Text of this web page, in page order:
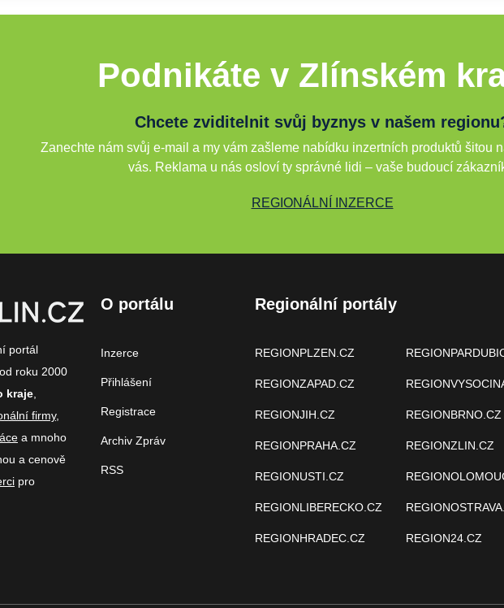
Podnikáte v Zlínském
Chcete zviditelnit svůj byznys v našem
Zanechte nám svůj e-mail a my vám zašleme nabídku inzertních produktů šitou
vás. Reklama u nás osloví ty správné lidi – vaše budoucí
REGIONÁLNÍ INZERCE
portál
roku 2000
kraje
firmy,
a mnoho
a cenově
pro
O portálu
Inzerce
Přihlášení
Registrace
Archiv Zpráv
RSS
Regionální portály
REGIONPLZEN.CZ
REGIONZAPAD.CZ
REGIONJIH.CZ
REGIONPRAHA.CZ
REGIONUSTI.CZ
REGIONLIBERECKO.CZ
REGIONHRADEC.CZ
REGIONBRNO.CZ
REGIONZLIN.CZ
REGION24.CZ